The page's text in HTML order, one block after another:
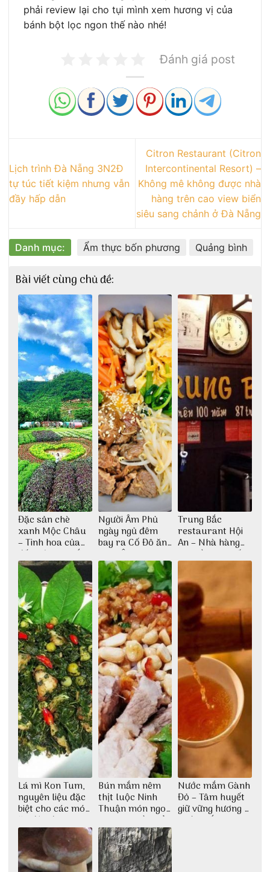
phải review lại cho tụi mình xem hương vị của
bánh bột lọc ngon thế nào nhé!
Đánh giá post
Lịch trình Đà Nẵng 3N2Đ
tự túc tiết kiệm nhưng vẫn
đầy hấp dẫn
Citron Restaurant (Citron
Intercontinental Resort) –
Không mê không được nhà
hàng trên cao view biển
siêu sang chảnh ở Đà Nẵng
Danh mục: Ẩm thực bốn phương Quảng bình
Bài viết cùng chủ đề:
Đặc sản chè
xanh Mộc Châu
– Tinh hoa của
đất trời Tây Bắc
Người Âm Phủ
ngày ngủ đêm
bay ra Cố Đô ăn
Cơm Âm Phủ
Huế
Trung Bắc
restaurant Hội
An – Nhà hàng
cao lầu có thiết
kế vô cùng ấn
tượng giữa lòng
phố Hội
Lá mì Kon Tum,
nguyên liệu đặc
biệt cho các món
ăn độc đáo
Bún mắm nêm
thịt luộc Ninh
Thuận món ngon
dân dã miền biển
Nước mắm Gành
Đỏ – Tâm huyết
giữ vững hương vị
nước mắm sau